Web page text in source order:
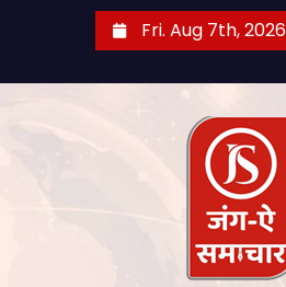
Fri. Aug 7th, 2026